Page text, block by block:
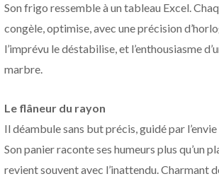
Son frigo ressemble à un tableau Excel.
congèle, optimise, avec une précision
l’imprévu le déstabilise, et l’enthousiasme
marbre.
Le flâneur du rayon
Il déambule sans but précis, guidé par
Son panier raconte ses humeurs plus qu’un
revient souvent avec l’inattendu. Charmant